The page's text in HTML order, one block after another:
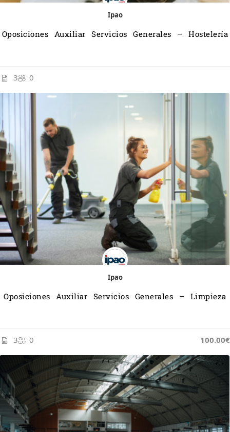
Ipao
Oposiciones Auxiliar Servicios Generales – Hostelería
3 0
Ipao
Oposiciones Auxiliar Servicios Generales – Limpieza
3 0 100.00€